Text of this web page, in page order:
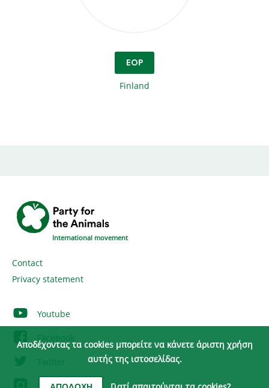
EOP
Finland
International movement
Contact
Privacy statement
Youtube
Facebook
Twitter
Αποδέχοντας τα cookies μπορείτε να κάνετε άριστη χρήση
αυτής της ιστοσελίδας.